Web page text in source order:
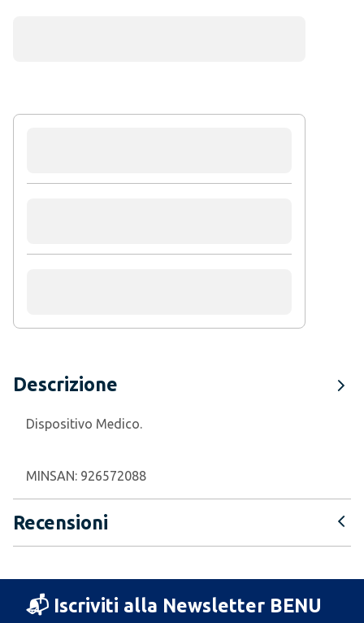
Descrizione
Dispositivo Medico.
MINSAN: 926572088
Recensioni
📬 Iscriviti alla Newsletter BENU